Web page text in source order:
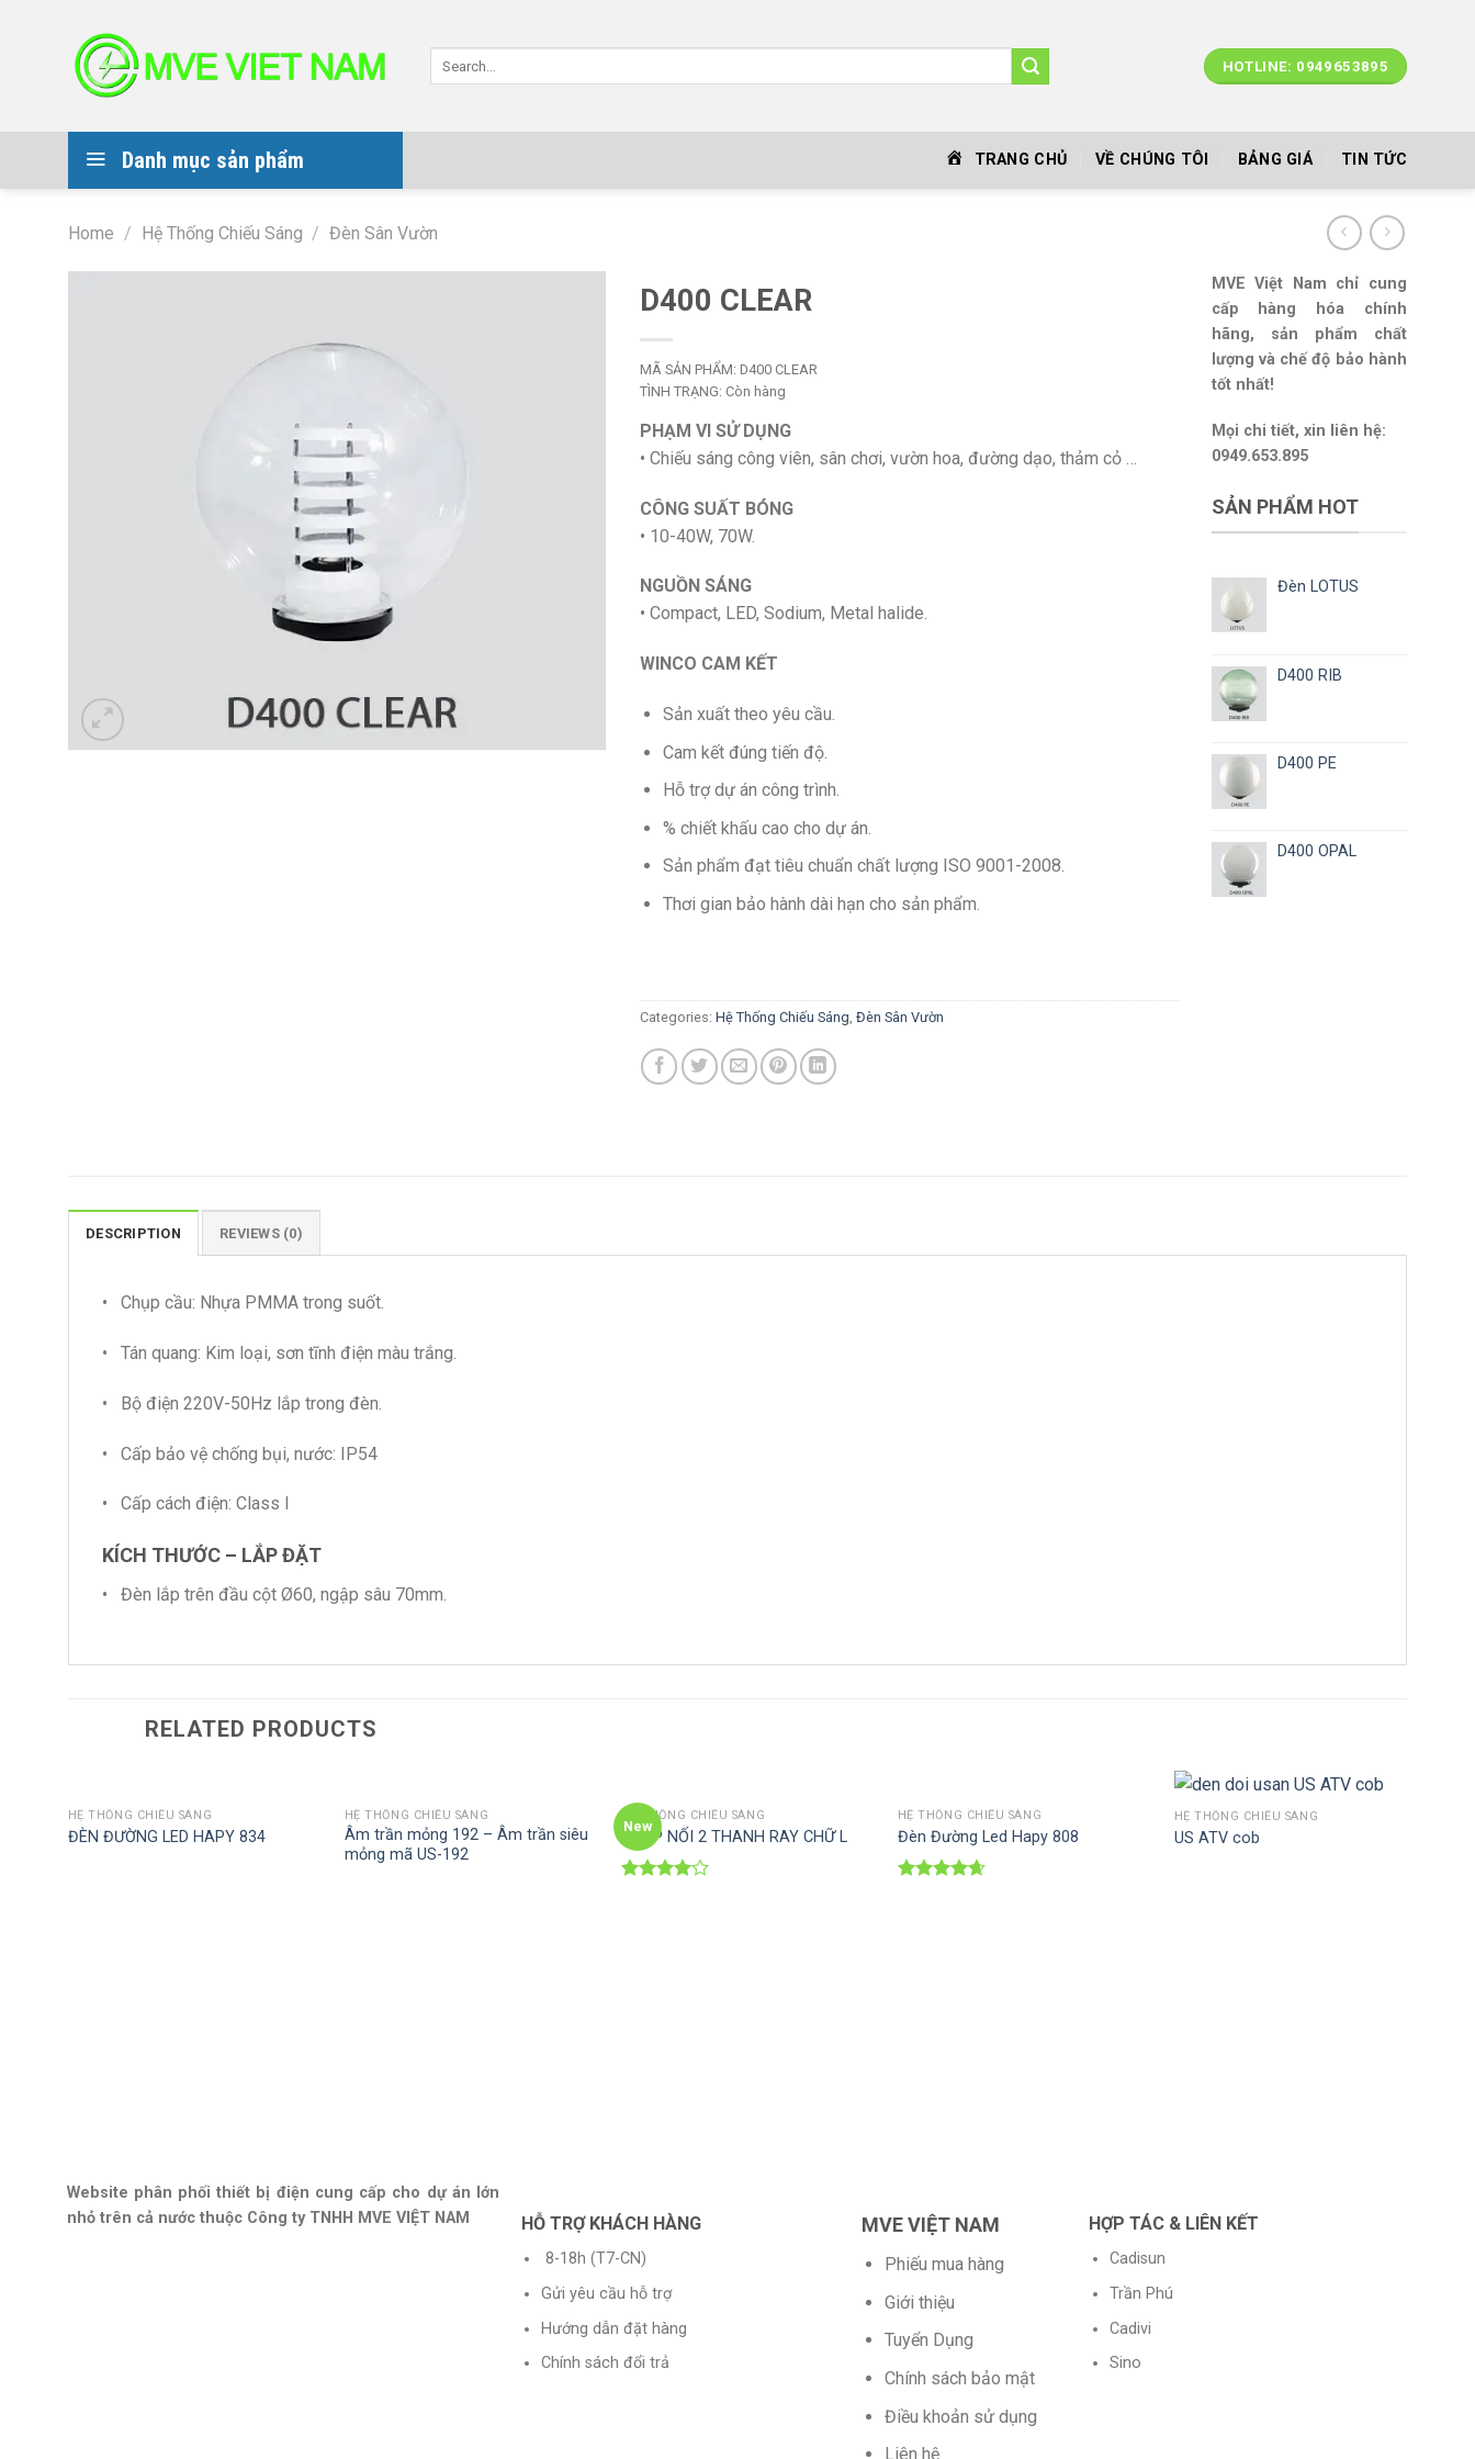
HOTLINE: 0949653895
Danh mục sản phẩm TRANG CHỦ VỀ CHÚNG TÔI BẢNG GIÁ TIN TỨC
Home / Hệ Thống Chiếu Sáng / Đèn Sân Vườn
D400 CLEAR
MÃ SẢN PHẨM: D400 CLEAR
TÌNH TRẠNG: Còn hàng
PHẠM VI SỬ DỤNG
• Chiếu sáng công viên, sân chơi, vườn hoa, đường dạo, thảm cỏ …
CÔNG SUẤT BÓNG
• 10-40W, 70W.
NGUỒN SÁNG
• Compact, LED, Sodium, Metal halide.
WINCO CAM KẾT
Sản xuất theo yêu cầu.
Cam kết đúng tiến độ.
Hỗ trợ dự án công trình.
% chiết khấu cao cho dự án.
Sản phẩm đạt tiêu chuẩn chất lượng ISO 9001-2008.
Thơi gian bảo hành dài hạn cho sản phẩm.
Categories: Hệ Thống Chiếu Sáng, Đèn Sân Vườn
MVE Việt Nam chỉ cung
cấp hàng hóa chính
hãng, sản phẩm chất
lượng và chế độ bảo hành
tốt nhất!
Mọi chi tiết, xin liên hệ:
0949.653.895
SẢN PHẨM HOT
Đèn LOTUS
D400 RIB
D400 PE
D400 OPAL
DESCRIPTION REVIEWS (0)
• Chụp cầu: Nhựa PMMA trong suốt.
• Tán quang: Kim loại, sơn tĩnh điện màu trắng.
• Bộ điện 220V-50Hz lắp trong đèn.
• Cấp bảo vệ chống bụi, nước: IP54
• Cấp cách điện: Class I
KÍCH THƯỚC – LẮP ĐẶT
• Đèn lắp trên đầu cột Ø60, ngập sâu 70mm.
RELATED PRODUCTS
HỆ THỐNG CHIẾU SÁNG
ĐÈN ĐƯỜNG LED HAPY 834
HỆ THỐNG CHIẾU SÁNG
Âm trần mỏng 192 – Âm trần siêu
mỏng mã US-192
New
HỆ THỐNG CHIẾU SÁNG
KHỚP NỐI 2 THANH RAY CHỮ L
HỆ THỐNG CHIẾU SÁNG
Đèn Đường Led Hapy 808
HỆ THỐNG CHIẾU SÁNG
US ATV cob
Website phân phối thiết bị điện cung cấp cho dự án lớn
nhỏ trên cả nước thuộc Công ty TNHH MVE VIỆT NAM
HỖ TRỢ KHÁCH HÀNG
8-18h (T7-CN)
Gửi yêu cầu hỗ trợ
Hướng dẫn đặt hàng
Chính sách đổi trả
MVE VIỆT NAM
Phiếu mua hàng
Giới thiệu
Tuyển Dụng
Chính sách bảo mật
Điều khoản sử dụng
Liên hệ
HỢP TÁC & LIÊN KẾT
Cadisun
Trần Phú
Cadivi
Sino